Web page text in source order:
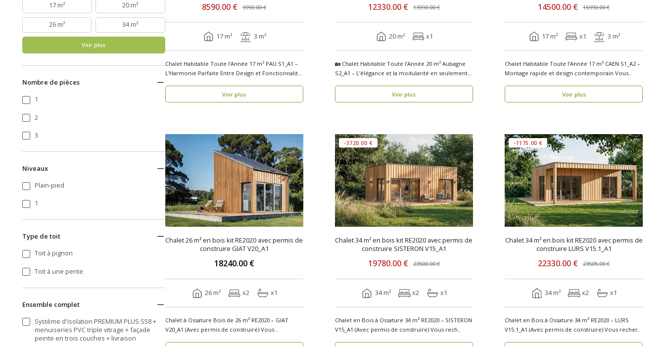
17 m² 20 m²
26 m² 34 m²
Voir plus
Nombre de pièces
1
2
3
Niveaux
Plain-pied
1
Type de toit
Toit à pignon
Toit à une pente
Ensemble complet
Système d'isolation PREMIUM PLUS S58 +
menuiseries PVC triple vitrage + façade
peinte en trois couches + livraison
8590.00 € 9990.00 €
17 m² 3 m²
Chalet Habitable Toute l’Année 17 m² PAU S1_A1 –
L’Harmonie Parfaite Entre Design et Fonctionnalité
Voir plus
12330.00 € 13990.00 €
20 m² x1
🏡 Chalet Habitable Toute l’Année 20 m² Aubagne
S2_A1 – L’élégance et la modularité en seulement 1
Voir plus
14500.00 € 15990.00 €
17 m² x1 3 m²
Chalet Habitable Toute l’Année 17 m² CAEN S1_A2 –
Montage rapide et design contemporain Vous
Voir plus
Chalet 26 m² en bois kit RE2020 avec permis de
construire GIAT V20_A1
18240.00 €
26 m² x2 x1
Chalet à Ossature Bois de 26 m² RE2020 – GIAT
V20_A1 (Avec permis de construire) Vous
-3720.00 €
Chalet 34 m² en bois kit RE2020 avec permis de
construire SISTERON V15_A1
19780.00 € 23500.00 €
34 m² x2 x1
Chalet en Bois à Ossature 34 m² RE2020 – SISTERON
V15_A1 (Avec permis de construire) Vous rech..
-1175.00 €
Chalet 34 m² en bois kit RE2020 avec permis de
construire LURS V15.1_A1
22330.00 € 23505.00 €
34 m² x2 x1
Chalet en Bois à Ossature 34 m² RE2020 – LURS
V15.1_A1 (Avec permis de construire) Vous recher..